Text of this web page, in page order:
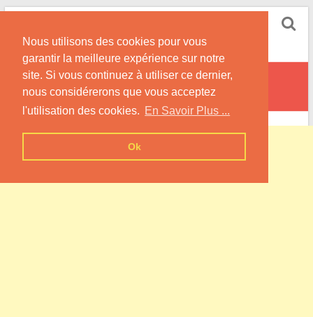
Nous utilisons des cookies pour vous
garantir la meilleure expérience sur notre
site. Si vous continuez à utiliser ce dernier,
nous considérerons que vous acceptez
l'utilisation des cookies. En Savoir Plus ...
Ok
Skip
content
Informations sur les Pompes à Chaleur
Ichy